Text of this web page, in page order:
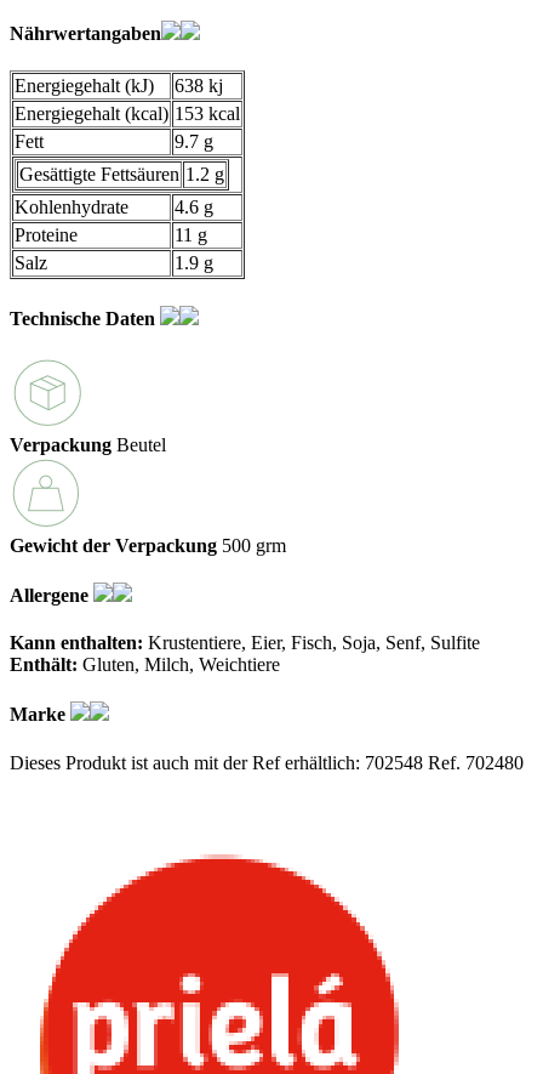
Nährwertangaben
Energiegehalt (kJ)
638 kj
Energiegehalt (kcal) 153 kcal
Fett
9.7 g
Gesättigte Fettsäuren 1.2 g
Kohlenhydrate
4.6 g
Proteine
11 g
Salz
1.9 g
Technische Daten
Verpackung Beutel
Gewicht der Verpackung 500 grm
Allergene
Kann enthalten: Krustentiere Eier Fisch Soja Senf Sulfite
Enthält: Gluten Milch Weichtiere
Marke
Dieses Produkt ist auch mit der Ref erhältlich: 702548 Ref. 702480